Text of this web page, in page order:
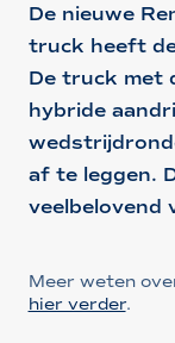
De nieuwe
truck heeft
De truck met
hybride
af te leggen.
veelbelovend
Meer weten
hier verder.